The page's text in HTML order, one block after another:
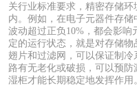
关行业标准要求，精密存储
内。例如，在电子元器件存
波动超过正负10%，都会影
定的运行状态，就是对存储
翅片和过滤网，可以保证制
路有无老化或破损，可以预
湿柜才能长期稳定地发挥作